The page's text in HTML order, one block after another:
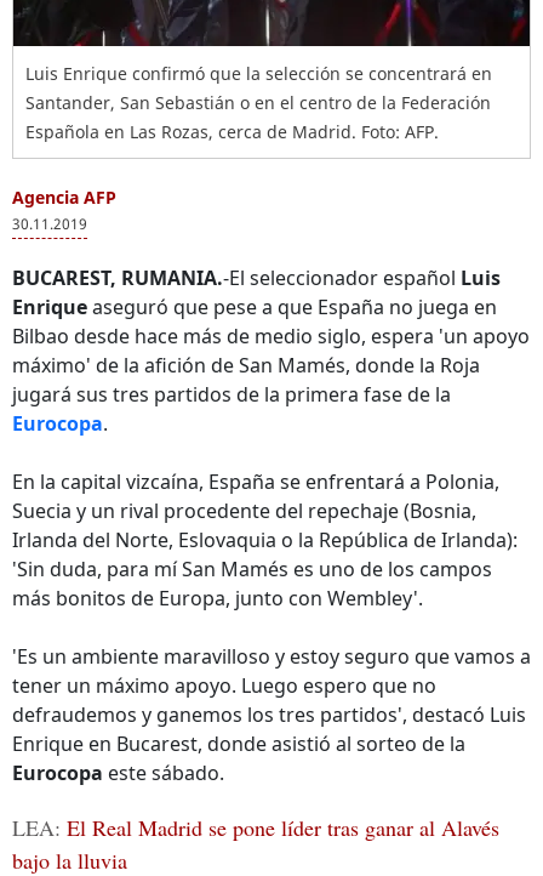
Luis Enrique confirmó que la selección se concentrará en
Santander, San Sebastián o en el centro de la Federación
Española en Las Rozas, cerca de Madrid. Foto: AFP.
Agencia AFP
30.11.2019
BUCAREST, RUMANIA.-El seleccionador español Luis
Enriqueaseguró que pese a que España no juega en
Bilbao desde hace más de medio siglo, espera 'un apoyo
máximo' de la afición de San Mamés, donde la Roja
jugará sus tres partidos de la primera fase de la
Eurocopa.
En la capital vizcaína, España se enfrentará a Polonia,
Suecia y un rival procedente del repechaje (Bosnia,
Irlanda del Norte, Eslovaquia o la República de Irlanda):
'Sin duda, para mí San Mamés es uno de los campos
más bonitos de Europa, junto con Wembley'.
'Es un ambiente maravilloso y estoy seguro que vamos a
tener un máximo apoyo. Luego espero que no
defraudemos y ganemos los tres partidos', destacó Luis
Enrique en Bucarest, donde asistió al sorteo de la
Eurocopa este sábado.
LEA: El Real Madrid se pone líder tras ganar al Alavés
bajo la lluvia